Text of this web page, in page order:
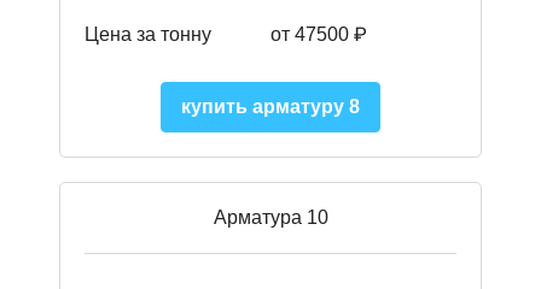
Цена за тонну от 47500 ₽
купить арматуру 8
Арматура 10